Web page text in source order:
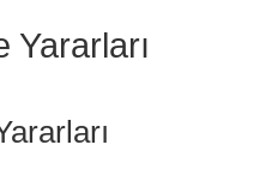
Yararları